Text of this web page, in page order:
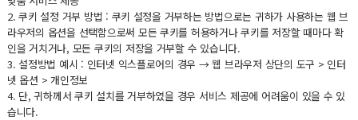
2. 쿠키 설정 거부 방법 : 쿠키 설정을 거부하는 방법으로는 귀하가 사용하는 웹 브
라우저의 옵션을 선택함으로써 모든 쿠키를 허용하거나 쿠키를 저장할 때마다 확
인을 거치거나, 모든 쿠키의 저장을 거부할 수 있습니다.
3. 설정방법 예시 : 인터넷 익스플로어의 경우 → 웹 브라우저 상단의 도구 > 인터
넷 옵션 > 개인정보
4. 단, 귀하께서 쿠키 설치를 거부하였을 경우 서비스 제공에 어려움이 있을 수 있
습니다.